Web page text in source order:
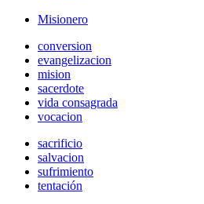
Misionero
conversion
evangelizacion
mision
sacerdote
vida consagrada
vocacion
sacrificio
salvacion
sufrimiento
tentación